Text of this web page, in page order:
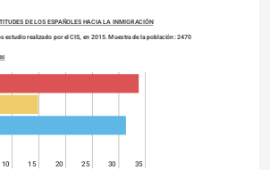
DE LOS ESPAÑOLES HACIA LA INMIGRACIÓN
estudio realizado por el CIS, en 2015. Muestra de la población: 2470
10 15 20 25 30 35